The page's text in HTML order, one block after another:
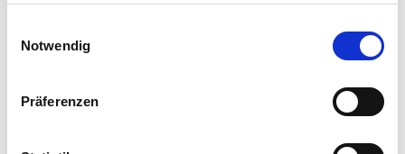
Es werden bei der Nutzung unserer Website Daten in die
USA oder Drittstaaten übertragen und dort verarbeitet.
Die einzelnen Vertragspartner können Sie dem Cookie-
Banner und/oder der Datenschutzerklärung entnehmen.
Notwendig
Präferenzen